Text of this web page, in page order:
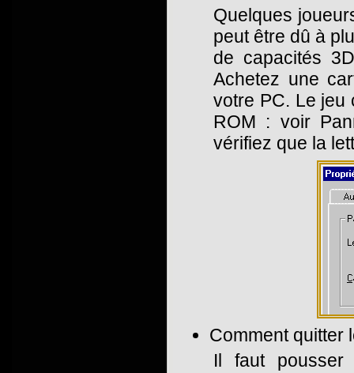
Quelques
peut être dû à
de capacités
Achetez une
votre PC. Le jeu
ROM : voir
vérifiez que la
Comment quitter
Il faut